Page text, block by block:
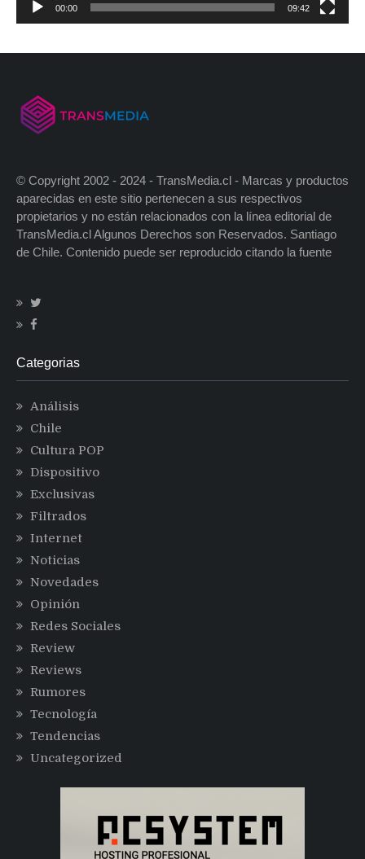
00:00 09:42
© Copyright 2002 - 2024 - TransMedia.cl - Marcas y productos
aparecidas en este sitio pertenecen a sus respectivos
propietarios y no están relacionados con la línea editorial de
TransMedia.cl Algunos Derechos son Reservados. Santiago
de Chile. Contenido puede ser reproducido citando la fuente
Categorias
Análisis
Chile
Cultura POP
Dispositivo
Exclusivas
Filtrados
Internet
Noticias
Novedades
Opinión
Redes Sociales
Review
Reviews
Rumores
Tecnología
Tendencias
Uncategorized